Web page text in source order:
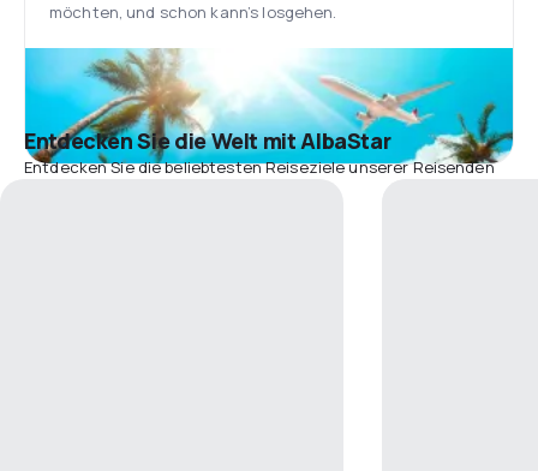
möchten, und schon kann’s losgehen.
Entdecken Sie die Welt mit AlbaStar
Entdecken Sie die beliebtesten Reiseziele unserer Reisenden